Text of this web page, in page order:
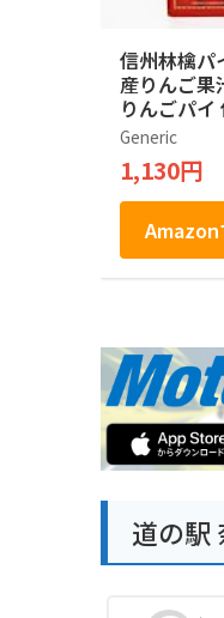
信州林檎パ
産りんご果
りんごパイ
のお土産 (1
入)
Generic
1,130円
Amazon
道の駅